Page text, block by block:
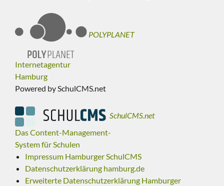
POLYPLANET
Internetagentur
Hamburg
Powered by SchulCMS.net
SchulCMS.net
Das Content-Management-
System für Schulen
Impressum Hamburger SchulCMS
Datenschutzerklärung hamburg.de
Erweiterte Datenschutzerklärung Hamburger